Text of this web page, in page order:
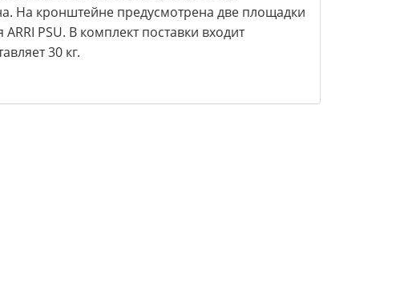
На кронштейне предусмотрена две площадки
PSU. В комплект поставки входит
30 кг.